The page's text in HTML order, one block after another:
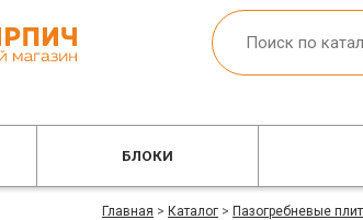
БЛОКИ
Главная > Каталог > Пазогребневые